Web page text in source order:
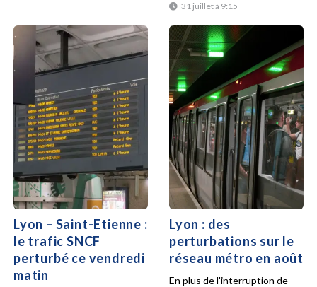
31 juillet à 9:15
Lyon – Saint-Etienne :
le trafic SNCF
perturbé ce vendredi
matin
Lyon : des
perturbations sur le
réseau métro en août
En plus de l'interruption de